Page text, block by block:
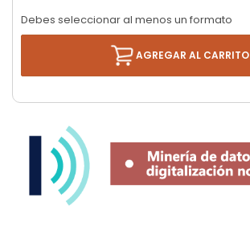
Debes seleccionar al menos un formato
AGREGAR AL CARRITO